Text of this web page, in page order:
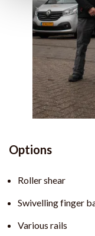
Options
Roller shear
Swivelling finger
Various rails